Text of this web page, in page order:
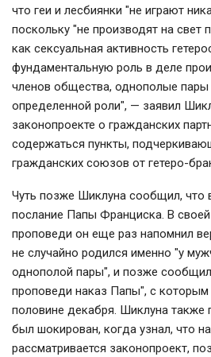
что геи и лесбиянки "не играют
поскольку "не производят на свет
как сексуальная активность
фундаментальную роль в деле
членов общества, однополые пары
определенной роли", — заявил
законопроекте о гражданских
содержаться пункты,
гражданских союзов от гетеро-
Чуть позже Шиклуна сообщил, что
послание Папы Франциска. В
проповеди он еще раз напомнил
не случайно родился именно "у
однополой пары", и позже
проповеди наказ Папы", с которым
половине декабря. Шиклуна также
был шокирован, когда узнал, что
рассматривается законопроект,